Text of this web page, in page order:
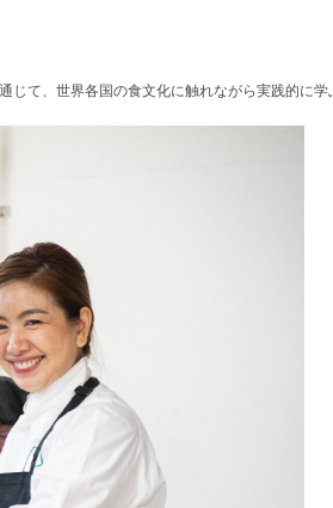
じて、世界各国の食文化に触れながら実践的に学